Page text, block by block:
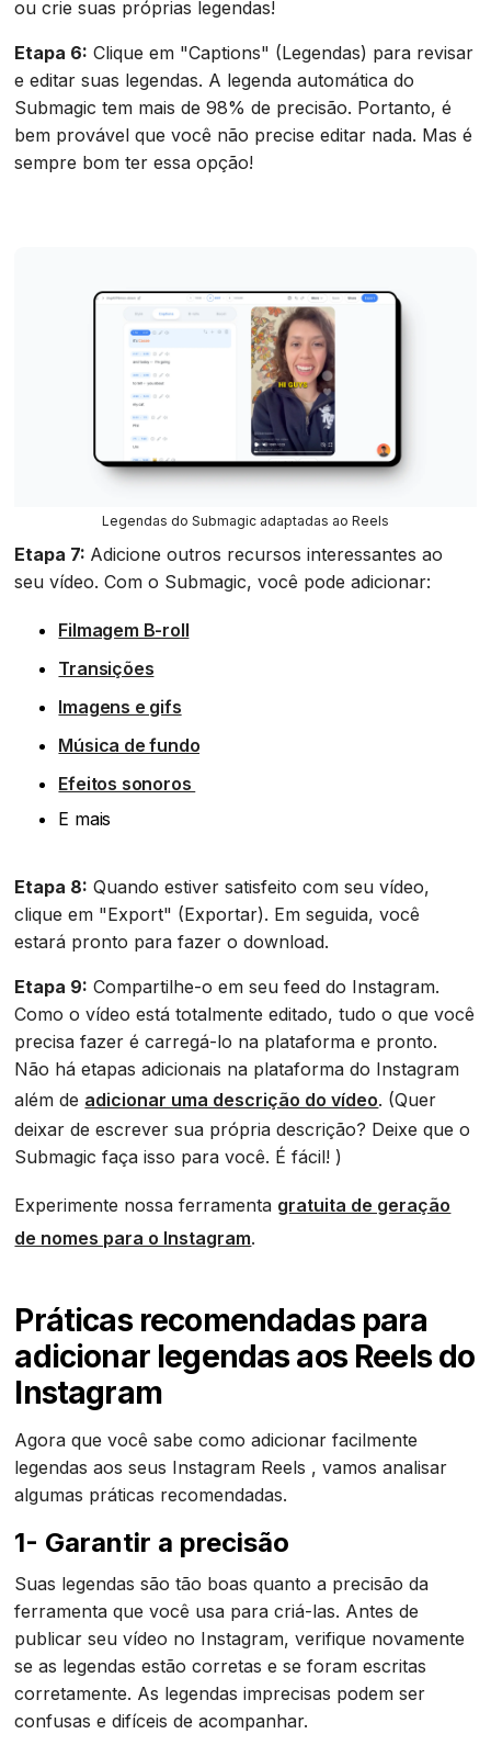
ou crie suas próprias legendas!
Etapa 6: Clique em "Captions" (Legendas) para revisar
e editar suas legendas. A legenda automática do
Submagic tem mais de 98% de precisão. Portanto, é
bem provável que você não precise editar nada. Mas é
sempre bom ter essa opção!
Legendas do Submagic adaptadas ao Reels
Etapa 7: Adicione outros recursos interessantes ao
seu vídeo. Com o Submagic, você pode adicionar:
Filmagem B-roll
Transições
Imagens e gifs
Música de fundo
Efeitos sonoros
E mais
Etapa 8: Quando estiver satisfeito com seu vídeo,
clique em "Export" (Exportar). Em seguida, você
estará pronto para fazer o download.
Etapa 9: Compartilhe-o em seu feed do Instagram.
Como o vídeo está totalmente editado, tudo o que você
precisa fazer é carregá-lo na plataforma e pronto.
Não há etapas adicionais na plataforma do Instagram
além de adicionar uma descrição do vídeo. (Quer
deixar de escrever sua própria descrição? Deixe que o
Submagic faça isso para você. É fácil! )
Experimente nossa ferramenta gratuita de geração
de nomes para o Instagram.
Práticas recomendadas para
adicionar legendas aos Reels do
Instagram
Agora que você sabe como adicionar facilmente
legendas aos seus Instagram Reels , vamos analisar
algumas práticas recomendadas.
1- Garantir a precisão
Suas legendas são tão boas quanto a precisão da
ferramenta que você usa para criá-las. Antes de
publicar seu vídeo no Instagram, verifique novamente
se as legendas estão corretas e se foram escritas
corretamente. As legendas imprecisas podem ser
confusas e difíceis de acompanhar.